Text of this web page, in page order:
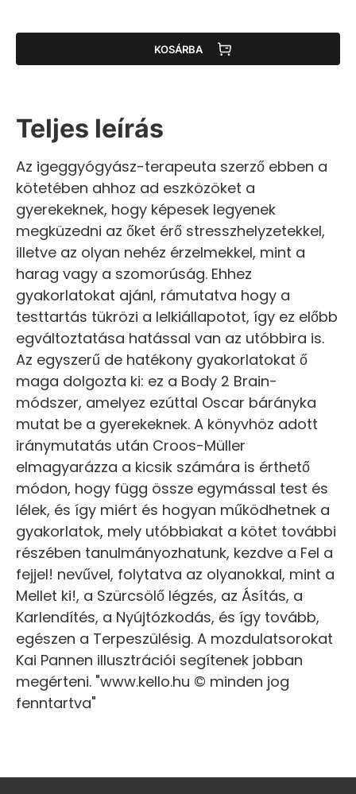
KOSÁRBA
Teljes leírás
Az igeggyógyász-terapeuta szerző ebben a
kötetében ahhoz ad eszközöket a
gyerekeknek, hogy képesek legyenek
megküzedni az őket érő stresszhelyzetekkel,
illetve az olyan nehéz érzelmekkel, mint a
harag vagy a szomorúság. Ehhez
gyakorlatokat ajánl, rámutatva hogy a
testtartás tükrözi a lelkiállapotot, így ez előbb
egváltoztatása hatással van az utóbbira is.
Az egyszerű de hatékony gyakorlatokat ő
maga dolgozta ki: ez a Body 2 Brain-
módszer, amelyez ezúttal Oscar bárányka
mutat be a gyerekeknek. A könyvhöz adott
iránymutatás után Croos-Müller
elmagyarázza a kicsik számára is érthető
módon, hogy függ össze egymással test és
lélek, és így miért és hogyan működhetnek a
gyakorlatok, mely utóbbiakat a kötet további
részében tanulmányozhatunk, kezdve a Fel a
fejjel! nevűvel, folytatva az olyanokkal, mint a
Mellet ki!, a Szürcsölő légzés, az Ásítás, a
Karlendítés, a Nyújtózkodás, és így tovább,
egészen a Terpeszülésig. A mozdulatsorokat
Kai Pannen illusztrációi segítenek jobban
megérteni. "www.kello.hu © minden jog
fenntartva"